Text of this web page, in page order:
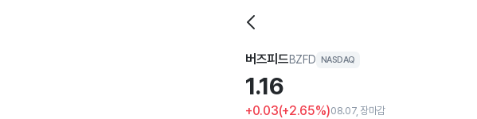
버즈피드BZFD NASDAQ
1.16
+0.03(+2.65%)08.07, 장마감